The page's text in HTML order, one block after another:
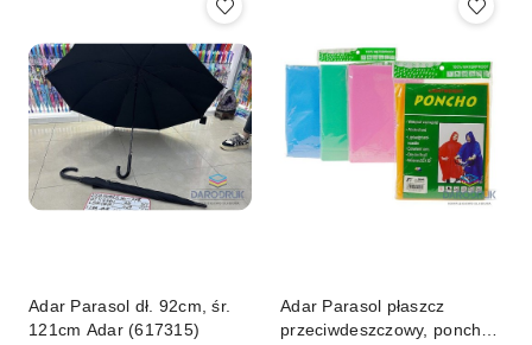
Adar Parasol dł. 92cm, śr.
121cm Adar (617315)
Adar Parasol płaszcz
przeciwdeszczowy, poncho,